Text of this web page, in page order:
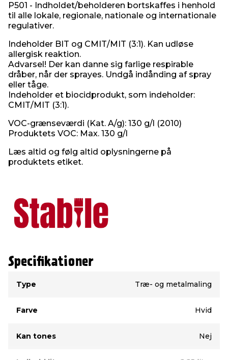
P501 - Indholdet/beholderen bortskaffes i henhold
til alle lokale, regionale, nationale og internationale
regulativer.
Indeholder BIT og CMIT/MIT (3:1). Kan udløse
allergisk reaktion.
Advarsel! Der kan danne sig farlige respirable
dråber, når der sprayes. Undgå indånding af spray
eller tåge.
Indeholder et biocidprodukt, som indeholder:
CMIT/MIT (3:1).
VOC-grænseværdi (Kat. A/g): 130 g/l (2010)
Produktets VOC: Max. 130 g/l
Læs altid og følg altid oplysningerne på
produktets etiket.
Specifikationer
Type
Træ- og metalmaling
Farve Hvid
Kan tones Nej